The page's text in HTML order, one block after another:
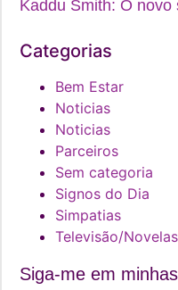
Kaddu Smith: O
Categorias
Bem Estar
Noticias
Noticias
Parceiros
Sem categoria
Signos do Dia
Simpatias
Televisão/Novelas
Siga-me em